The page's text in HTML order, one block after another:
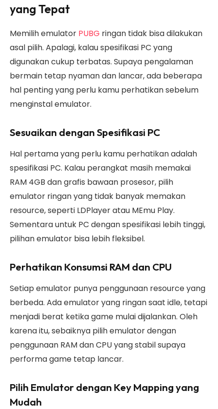
yang Tepat
Memilih emulator PUBG ringan tidak bisa dilakukan
asal pilih. Apalagi, kalau spesifikasi PC yang
digunakan cukup terbatas. Supaya pengalaman
bermain tetap nyaman dan lancar, ada beberapa
hal penting yang perlu kamu perhatikan sebelum
menginstal emulator.
Sesuaikan dengan Spesifikasi PC
Hal pertama yang perlu kamu perhatikan adalah
spesifikasi PC. Kalau perangkat masih memakai
RAM 4GB dan grafis bawaan prosesor, pilih
emulator ringan yang tidak banyak memakan
resource, seperti LDPlayer atau MEmu Play.
Sementara untuk PC dengan spesifikasi lebih tinggi,
pilihan emulator bisa lebih fleksibel.
Perhatikan Konsumsi RAM dan CPU
Setiap emulator punya penggunaan resource yang
berbeda. Ada emulator yang ringan saat idle, tetapi
menjadi berat ketika game mulai dijalankan. Oleh
karena itu, sebaiknya pilih emulator dengan
penggunaan RAM dan CPU yang stabil supaya
performa game tetap lancar.
Pilih Emulator dengan Key Mapping yang
Mudah